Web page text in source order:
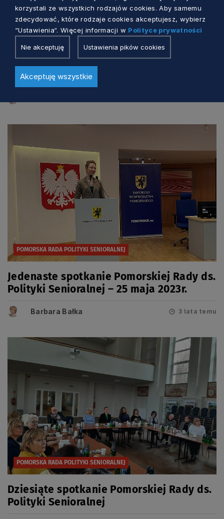
BEZ KATEGORII
Za nami XII posiedzenie Pomorskiej Rady
ds. Polityki Senioralnej
POMORSKA RADA POLITYKI SENIORALNEJ
Jedenaste spotkanie Pomorskiej Rady ds.
Polityki Senioralnej – 25 maja 2023r.
Barbara Bałka 3 lata temu
POMORSKA RADA POLITYKI SENIORALNEJ
Dziesiąte spotkanie Pomorskiej Rady ds.
Polityki Senioralnej
korzystali ze wszystkich rodzajów cookies. Aby samemu
zdecydować, które rodzaje cookies akceptujesz, wybierz
“Ustawienia“. Więcej informacji w Polityce prywatności
Nie akceptuję Ustawienia pików cookies
Akceptuję wszystkie